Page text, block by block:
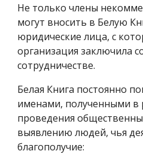
Не только члены
могут вносить в Белую
юридические лица, с
организация заключила
сотрудничестве.
Белая Книга постоянно
именами, полученными в
проведения
выявлению людей, чья
благополучие: